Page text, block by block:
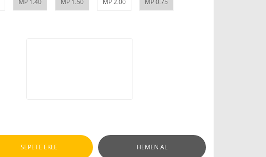
MP 1.40 MP 1.50 MP 2.00 MP 0.75
SEPETE EKLE HEMEN AL